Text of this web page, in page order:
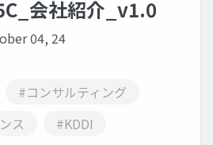
会社紹介_v1.0
04, 24
#コンサルティング
ス
#KDDI